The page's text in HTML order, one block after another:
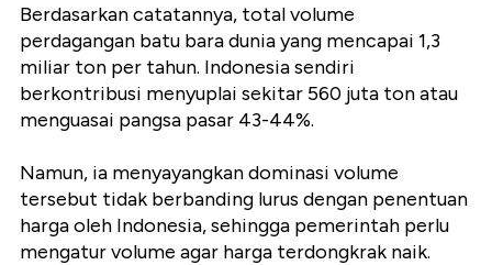
Berdasarkan catatannya, total volume
perdagangan batu bara dunia yang mencapai 1,3
miliar ton per tahun. Indonesia sendiri
berkontribusi menyuplai sekitar 560 juta ton atau
menguasai pangsa pasar 43-44%.
Namun, ia menyayangkan dominasi volume
tersebut tidak berbanding lurus dengan penentuan
harga oleh Indonesia, sehingga pemerintah perlu
mengatur volume agar harga terdongkrak naik.